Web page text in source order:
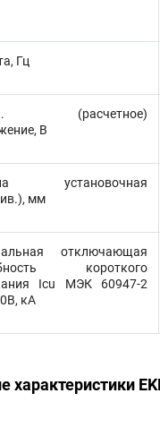
Гц
(расчетное)
В
установочная
мм
отключающая
короткого
Icu МЭК 60947-2
кА
характеристики